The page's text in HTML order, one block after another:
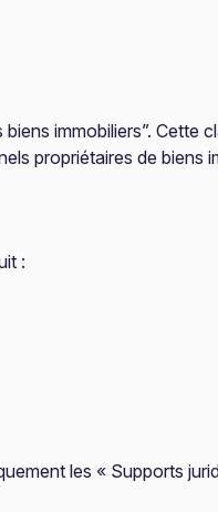
immobiliers”. Cette
propriétaires de biens
:
les « Supports